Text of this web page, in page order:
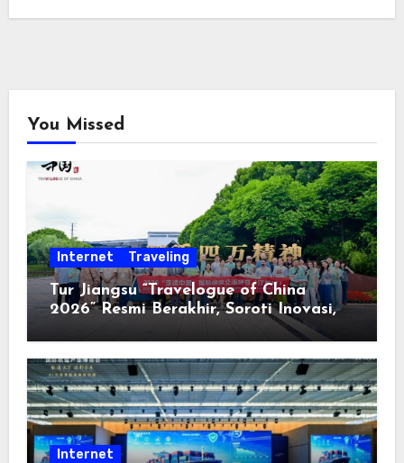
You Missed
Internet Traveling
Tur Jiangsu “Travelogue of China
2026” Resmi Berakhir, Soroti Inovasi,
Keterbukaan, dan Pembangunan
Berorientasi pada Masyarakat
Internet